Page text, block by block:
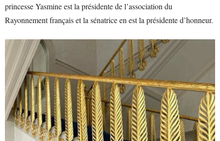
princesse Yasmine est la présidente de l’association du
Rayonnement français et la sénatrice en est la présidente d’honneur.